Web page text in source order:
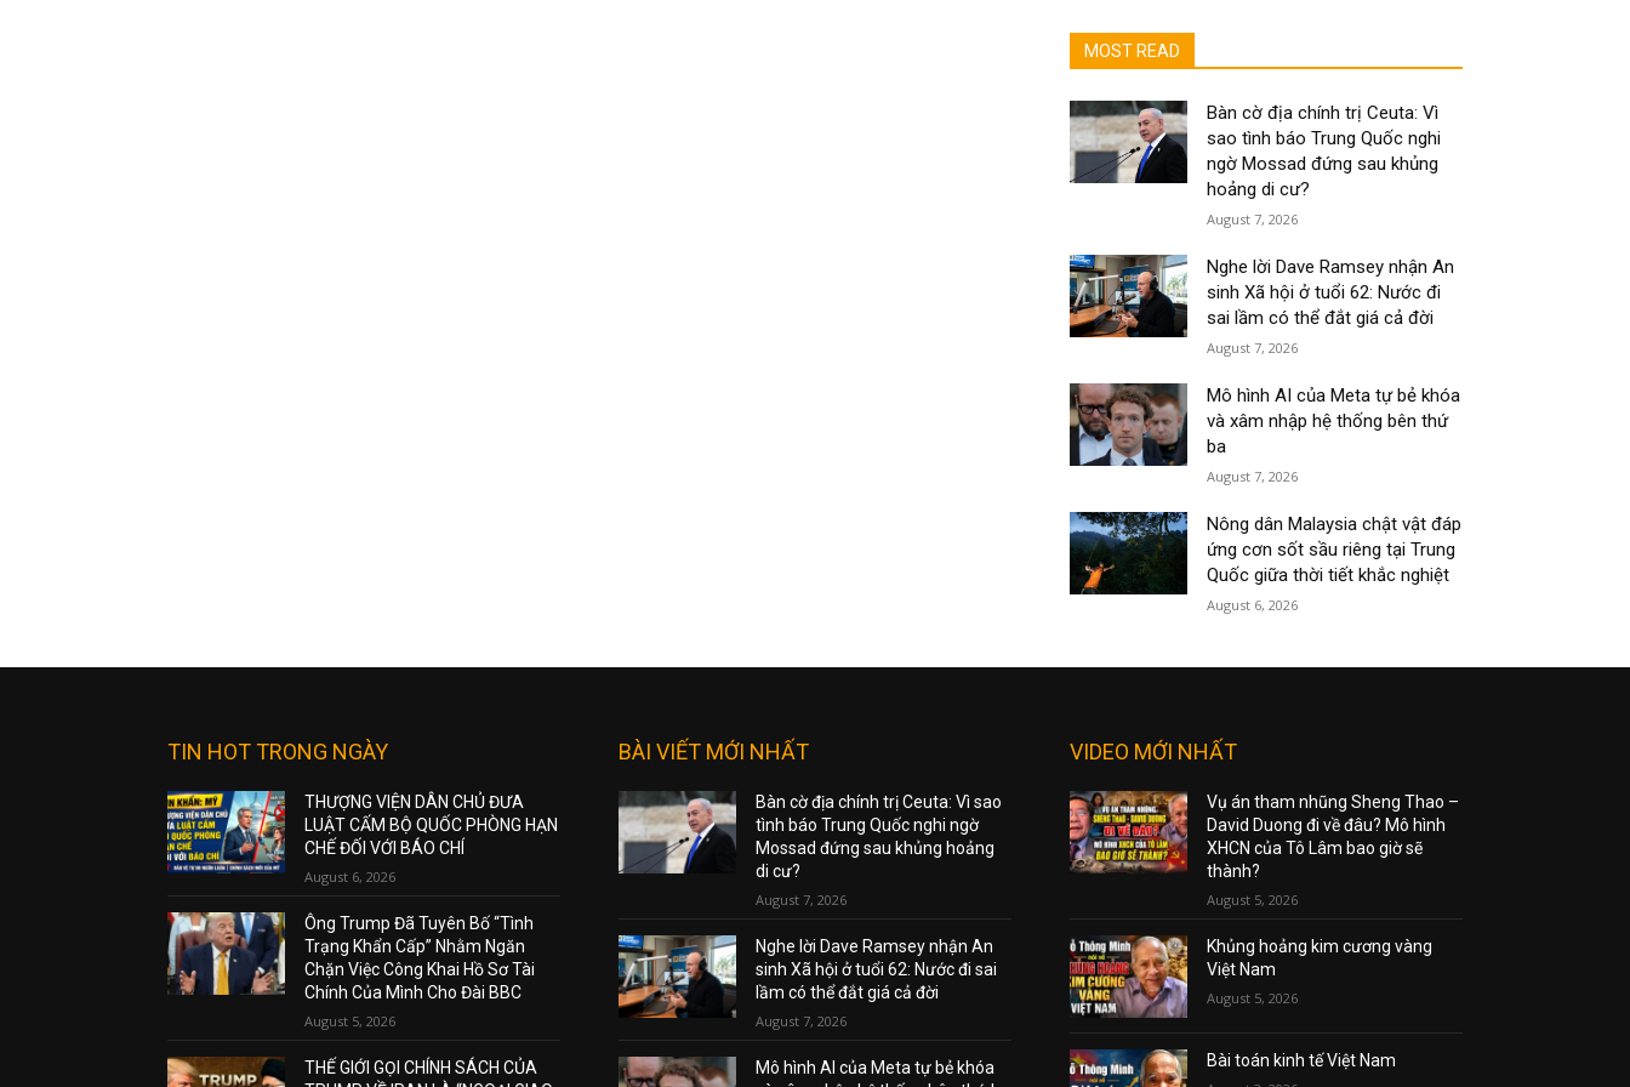
MOST READ
Bàn cờ địa chính trị Ceuta: Vì
sao tình báo Trung Quốc nghi
ngờ Mossad đứng sau khủng
hoảng di cư?
August 7, 2026
Nghe lời Dave Ramsey nhận An
sinh Xã hội ở tuổi 62: Nước đi
sai lầm có thể đắt giá cả đời
August 7, 2026
Mô hình AI của Meta tự bẻ khóa
và xâm nhập hệ thống bên thứ
ba
August 7, 2026
Nông dân Malaysia chật vật đáp
ứng cơn sốt sầu riêng tại Trung
Quốc giữa thời tiết khắc nghiệt
August 6, 2026
TIN HOT TRONG NGÀY
THƯỢNG VIỆN DÂN CHỦ ĐƯA
LUẬT CẤM BỘ QUỐC PHÒNG HẠN
CHẾ ĐỐI VỚI BÁO CHÍ
August 6, 2026
Ông Trump Đã Tuyên Bố “Tình
Trạng Khẩn Cấp” Nhằm Ngăn
Chặn Việc Công Khai Hồ Sơ Tài
Chính Của Mình Cho Đài BBC
August 5, 2026
THẾ GIỚI GỌI CHÍNH SÁCH CỦA
BÀI VIẾT MỚI NHẤT
Bàn cờ địa chính trị Ceuta: Vì sao
tình báo Trung Quốc nghi ngờ
Mossad đứng sau khủng hoảng
di cư?
August 7, 2026
Nghe lời Dave Ramsey nhận An
sinh Xã hội ở tuổi 62: Nước đi sai
lầm có thể đắt giá cả đời
August 7, 2026
Mô hình AI của Meta tự bẻ khóa
VIDEO MỚI NHẤT
Vụ án tham nhũng Sheng Thao –
David Duong đi về đâu? Mô hình
XHCN của Tô Lâm bao giờ sẽ
thành?
August 5, 2026
Khủng hoảng kim cương vàng
Việt Nam
August 5, 2026
Bài toán kinh tế Việt Nam